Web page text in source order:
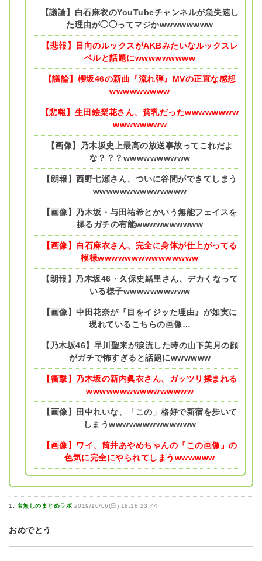
【議論】白石麻衣のYouTubeチャンネルが急失速し
た理由が◯◯ってマジかwwwwwwww
【悲報】日向のルックスがAKBみたいなルックスレ
ベルと話題にwwwwwwwww
【議論】櫻坂46の新曲『流れ弾』MVの正直な感想
wwwwwwwww
【悲報】生田絵梨花さん、貧乳だったwwwwwwww
wwwwwwww
【画像】乃木坂史上最高の放送事故ってこれだよ
な？？？wwwwwwwwww
【朗報】西野七瀬さん、ついに谷間ができてしまう
wwwwwwwwwwwwww
【画像】乃木坂・与田祐希とかいう無能フェイスを
操るガチの有能wwwwwwwwww
【画像】白石麻衣さん、完全に身体が仕上がってる
模様wwwwwwwwwwwwwww
【朗報】乃木坂46・久保史緒里さん、デカくなって
いる様子wwwwwwwwww
【画像】中田花奈が『目をイジッた理由』が如実に
現れているこちらの画像…
【乃木坂46】早川聖来が涙流した時の山下美月の顔
がガチで怖すぎると話題にwwwwww
【衝撃】乃木坂の新内眞衣さん、ガッツリ揉まれる
wwwwwwwwwwwwwwww
【画像】田中れいな、「この」格好で新宿を歩いて
しまうwwwwwwwwwwwww
【画像】ワイ、筒井あやめちゃんの『この画像』の
色気に完全にやられてしまうwwwwww
1: 名無しのまとめラボ 2019/10/06(日) 18:18:23.74
おめでとう